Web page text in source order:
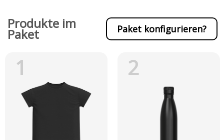
Produkte im
Paket Paket konfigurieren?
1 2